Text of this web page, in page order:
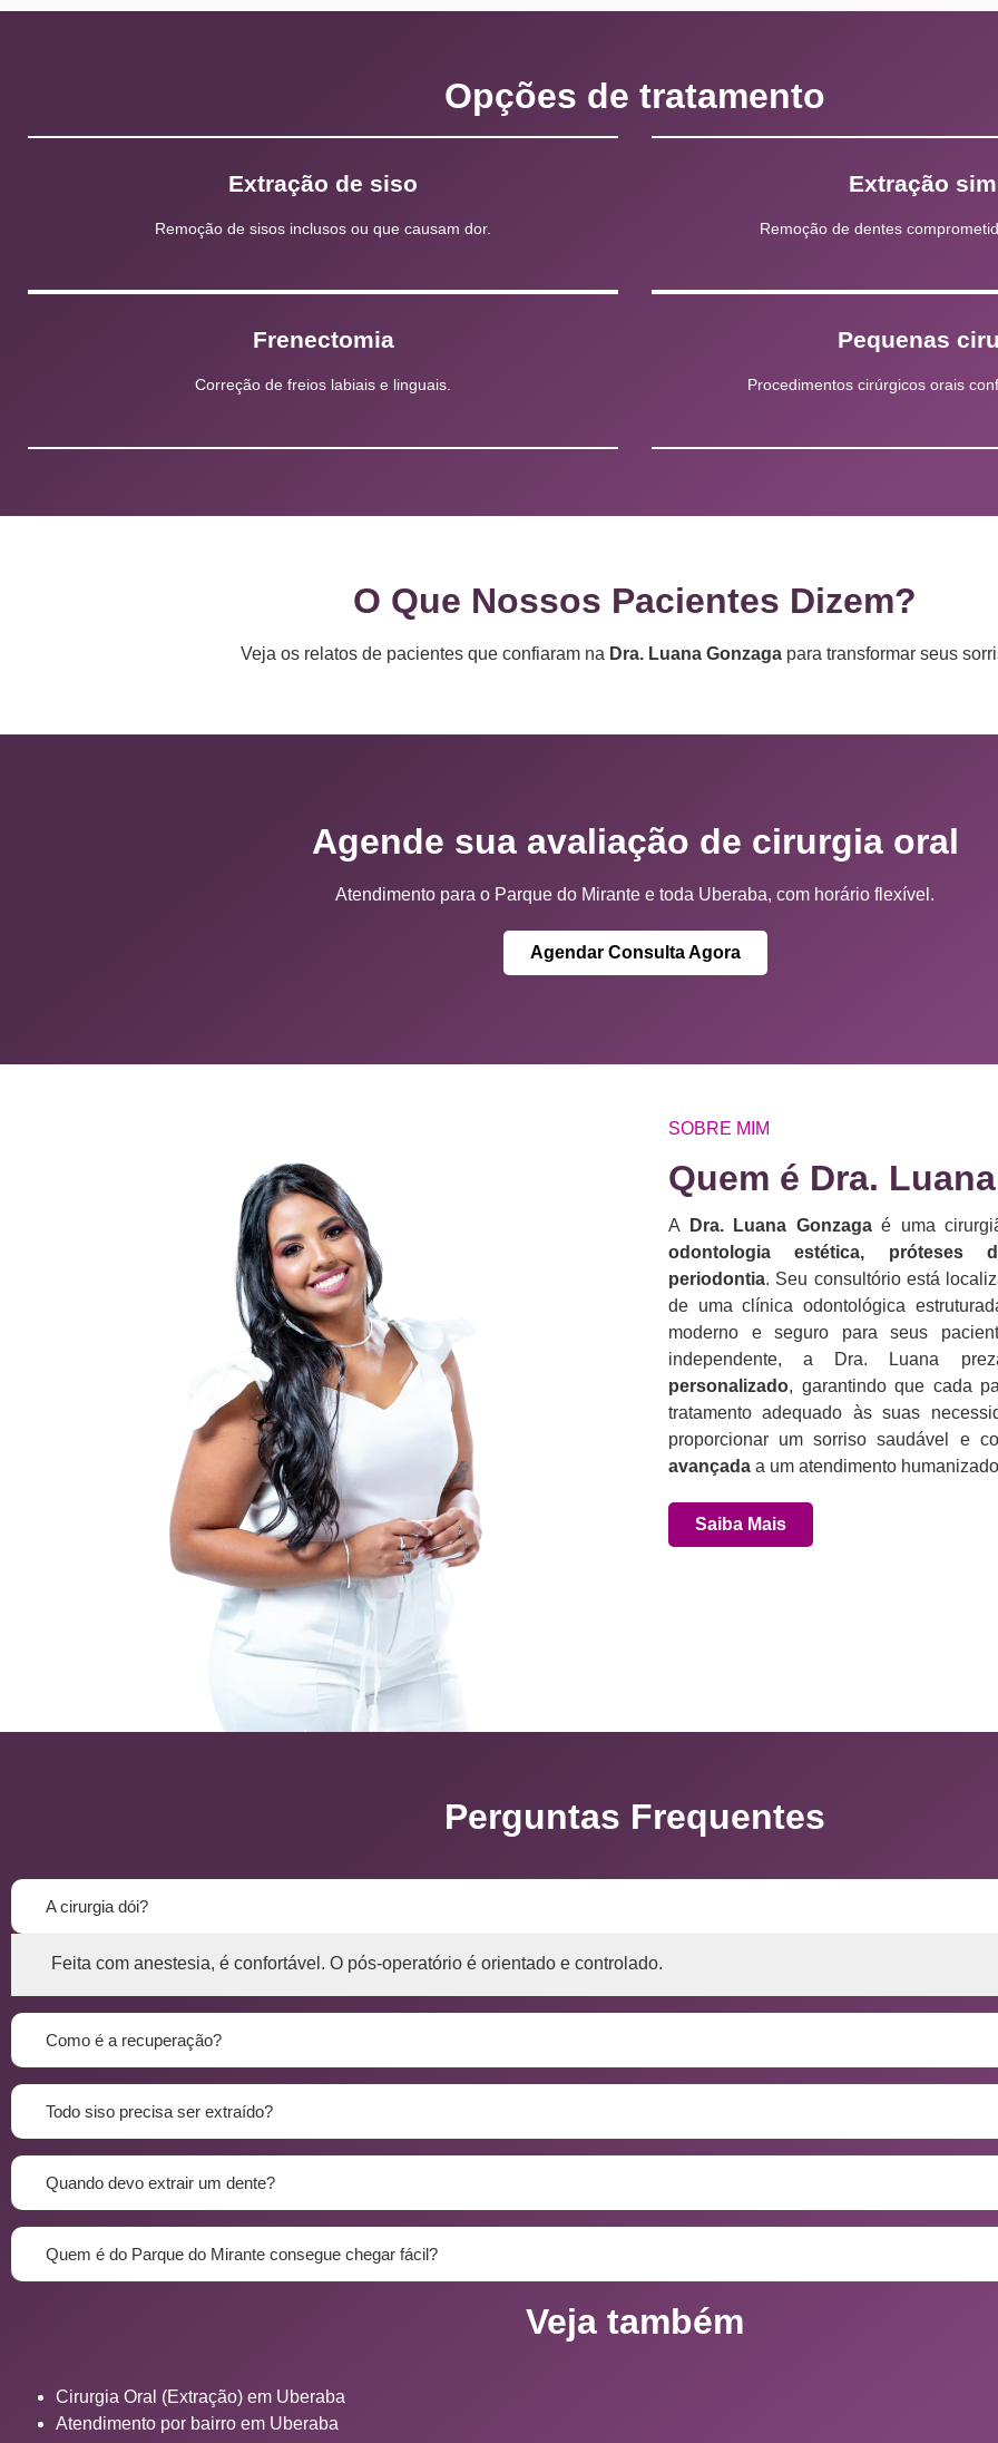
Opções de tratamento
Extração de siso
Remoção de sisos inclusos ou que causam dor.
Extração
Remoção de dentes
Frenectomia
Correção de freios labiais e linguais.
Pequenas
Procedimentos cirúrgicos orais
O Que Nossos Pacientes Dizem?
Veja os relatos de pacientes que confiaram na Dra. Luana Gonzaga para transformar seus
Agende sua avaliação de cirurgia oral
Atendimento para o Parque do Mirante e toda Uberaba, com horário flexível.
Agendar Consulta Agora
SOBRE MIM
Quem é Dra.
A Dra. Luana Gonzagaé uma
odontologia estética, próteses
periodontia. Seu consultório está
de uma clínica odontológica
moderno e seguro para seus
independente, a Dra. Luana
personalizado, garantindo que cada
tratamento adequado às suas
proporcionar um sorriso saudável e
avançada a um atendimento
Saiba Mais
Perguntas Frequentes
A cirurgia dói?
Feita com anestesia, é confortável. O pós-operatório é orientado e controlado.
Como é a recuperação?
Todo siso precisa ser extraído?
Quando devo extrair um dente?
Quem é do Parque do Mirante consegue chegar fácil?
Veja também
Cirurgia Oral (Extração) em Uberaba
Atendimento por bairro em Uberaba